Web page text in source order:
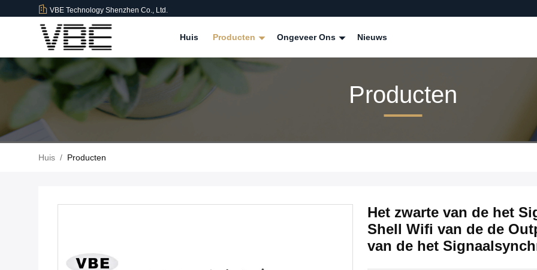
VBE Technology Shenzhen Co., Ltd.
Huis Producten Ongeveer Ons Nieuws
Producten
Huis / Producten
Het zwarte van de het
Shell Wifi van de de
van de het